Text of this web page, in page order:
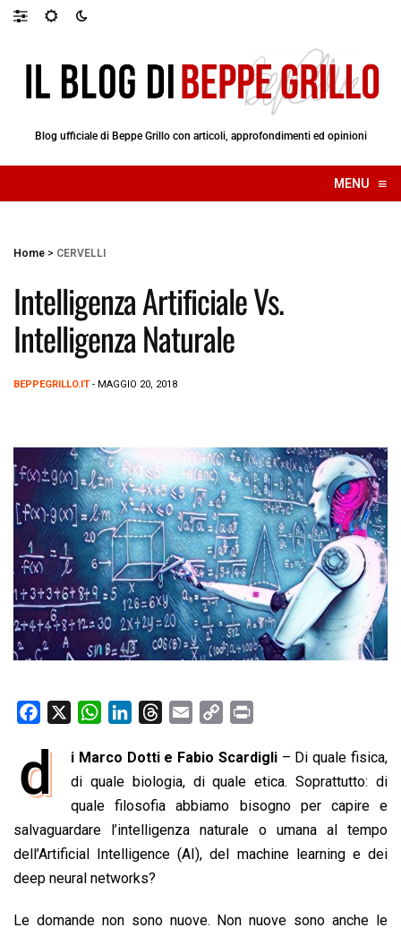
Blog ufficiale di Beppe Grillo con articoli, approfondimenti ed opinioni
MENU ≡
☰
Home > CERVELLI
Intelligenza Artificiale Vs.
Intelligenza Naturale
BEPPEGRILLO.IT - MAGGIO 20, 2018
e
o
o
k
W
a
t
s
p
p
n
k
e
d
I
n
r
e
a
d
s
a
i
l
p
y
L
i
n
i
n
t
d i Marco Dotti e Fabio Scardigli– Di quale fisica,
di quale biologia, di quale etica. Soprattutto: di
quale filosofia abbiamo bisogno per capire e
salvaguardare l’intelligenza naturale o umana al tempo
dell’Artificial Intelligence (AI), del machine learning e dei
deep neural networks?
Le domande non sono nuove. Non nuove sono anche le